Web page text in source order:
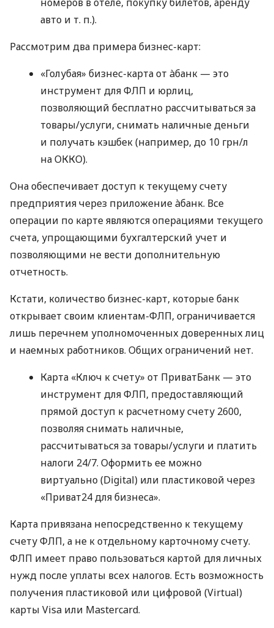
авто и т. п.).
Рассмотрим два примера бизнес-карт:
«Голубая» бизнес-карта от àбанк — это
инструмент для ФЛП и юрлиц,
позволяющий бесплатно рассчитываться за
товары/услуги, снимать наличные деньги
и получать кэшбек (например, до 10 грн/л
на ОККО).
Она обеспечивает доступ к текущему счету
предприятия через приложение àбанк. Все
операции по карте являются операциями текущего
счета, упрощающими бухгалтерский учет и
позволяющими не вести дополнительную
отчетность.
Кстати, количество бизнес-карт, которые банк
открывает своим клиентам-ФЛП, ограничивается
лишь перечнем уполномоченных доверенных лиц
и наемных работников. Общих ограничений нет.
Карта «Ключ к счету» от ПриватБанк — это
инструмент для ФЛП, предоставляющий
прямой доступ к расчетному счету 2600,
позволяя снимать наличные,
рассчитываться за товары/услуги и платить
налоги 24/7. Оформить ее можно
виртуально (Digital) или пластиковой через
«Приват24 для бизнеса».
Карта привязана непосредственно к текущему
счету ФЛП, а не к отдельному карточному счету.
ФЛП имеет право пользоваться картой для личных
нужд после уплаты всех налогов. Есть возможность
получения пластиковой или цифровой (Virtual)
карты Visa или Mastercard.